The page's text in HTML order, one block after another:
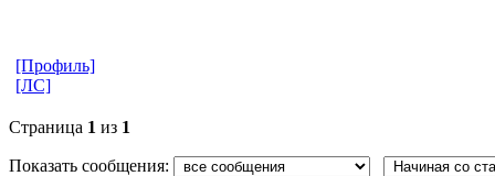
[Профиль]
[ЛС]
Страница 1 из 1
Показать сообщения: